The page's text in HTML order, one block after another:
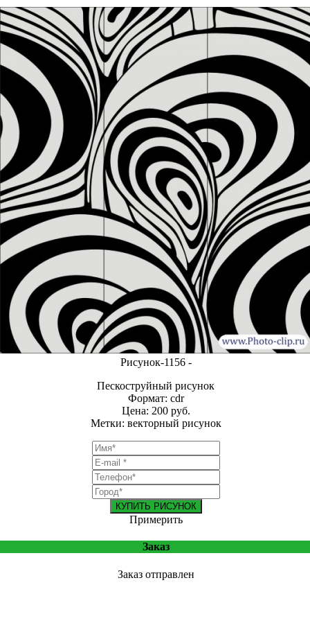
Рисунок-1156 -
Пескоструйный рисунок
Формат: cdr
Цена: 200 руб.
Метки: векторный рисунок
КУПИТЬ РИСУНОК
Примерить
Заказ
Заказ отправлен